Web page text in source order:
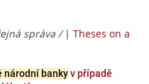
správa / | Theses on a
národní bankyv případě